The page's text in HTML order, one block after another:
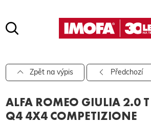
Pro vyhledávání zadejte alespoň 3 znaky.
Zpět na výpis Předchozí
ALFA ROMEO GIULIA 2.0
Q4 4X4 COMPETIZIONE